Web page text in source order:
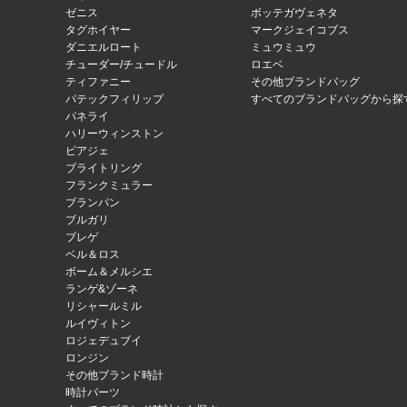
ゼニス
タグホイヤー
ダニエルロート
チューダー/チュードル
ティファニー
パテックフィリップ
パネライ
ハリーウィンストン
ピアジェ
ブライトリング
フランクミュラー
ブランパン
ブルガリ
ブレゲ
ベル＆ロス
ボーム＆メルシエ
ランゲ&ゾーネ
リシャールミル
ルイヴィトン
ロジェデュブイ
ロンジン
その他ブランド時計
時計パーツ
ボッテガヴェネタ
マークジェイコブス
ミュウミュウ
ロエベ
その他ブランドバッグ
すべてのブランドバッグから探